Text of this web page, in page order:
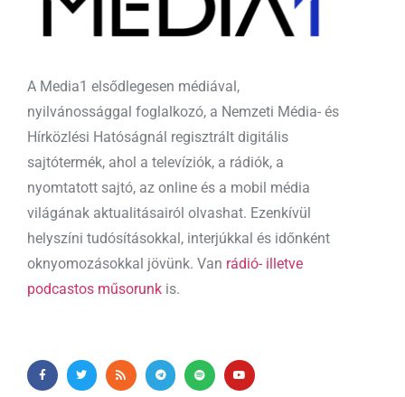
A Media1 elsődlegesen médiával,
nyilvánossággal foglalkozó, a Nemzeti Média- és
Hírközlési Hatóságnál regisztrált digitális
sajtótermék, ahol a televíziók, a rádiók, a
nyomtatott sajtó, az online és a mobil média
világának aktualitásairól olvashat. Ezenkívül
helyszíni tudósításokkal, interjúkkal és időnként
oknyomozásokkal jövünk. Van rádió- illetve
podcastos műsorunk is.